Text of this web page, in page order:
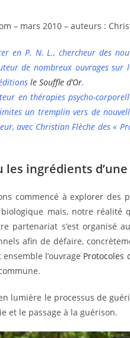
– mars 2010 – auteurs :
en P. N. L., chercheur des
de nombreux ouvrages sur
le Souffle d’Or.
en thérapies psycho-
un tremplin vers de
avec Christian Flèche des «
ingrédients
commencé à explorer des
mais, notre
partenariat s’est organisé
afin de défaire,
l’ouvrage Protocoles
lumière le processus de
et le passage à la guérison.